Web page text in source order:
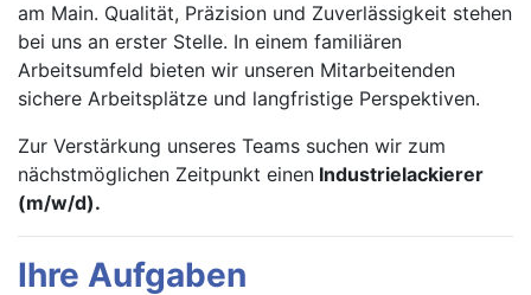
am Main. Qualität, Präzision und Zuverlässigkeit stehen
bei uns an erster Stelle. In einem familiären
Arbeitsumfeld bieten wir unseren Mitarbeitenden
sichere Arbeitsplätze und langfristige Perspektiven.
Zur Verstärkung unseres Teams suchen wir zum
nächstmöglichen Zeitpunkt einen Industrielackierer
(m/w/d).
Ihre Aufgaben